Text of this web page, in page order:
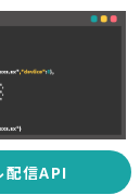
配信API